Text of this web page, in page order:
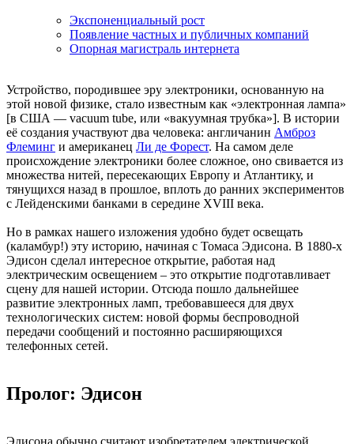
Экспоненциальный рост
Появление частных и публичных компаний
Опорная магистраль интернета
Устройство, породившее эру электроники, основанную на
этой новой физике, стало известным как «электронная лампа»
[в США — vacuum tube, или «вакуумная трубка»]. В истории
её создания участвуют два человека: англичанин Амброз
Флеминг и американец Ли де Форест. На самом деле
происхождение электроники более сложное, оно свивается из
множества нитей, пересекающих Европу и Атлантику, и
тянущихся назад в прошлое, вплоть до ранних экспериментов
с Лейденскими банками в середине XVIII века.
Но в рамках нашего изложения удобно будет освещать
(каламбур!) эту историю, начиная с Томаса Эдисона. В 1880-х
Эдисон сделал интересное открытие, работая над
электрическим освещением – это открытие подготавливает
сцену для нашей истории. Отсюда пошло дальнейшее
развитие электронных ламп, требовавшееся для двух
технологических систем: новой формы беспроводной
передачи сообщений и постоянно расширяющихся
телефонных сетей.
Пролог: Эдисон